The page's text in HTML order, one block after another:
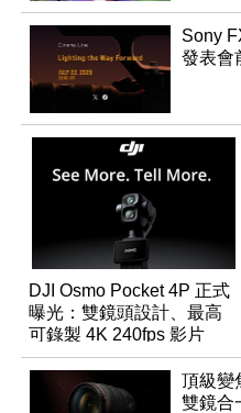
Sony
發表會
DJI Osmo Pocket 4P 正式
曝光：雙鏡頭設計、最高
可錄製 4K 240fps 影片
頂級變
雙鏡合